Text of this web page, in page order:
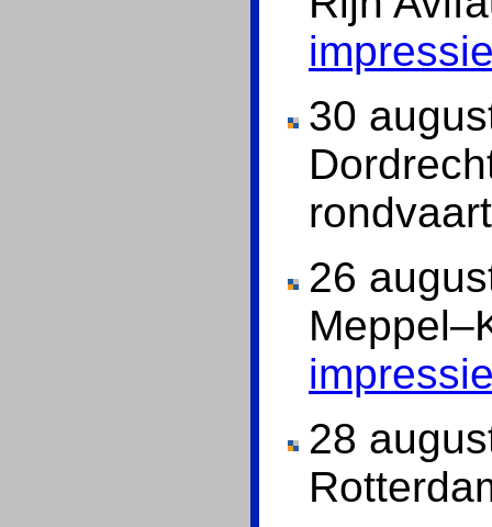
30
26
28